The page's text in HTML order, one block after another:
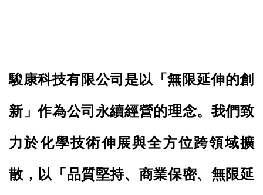
駿康科技有限公司是以「無限延伸的創
新」作為公司永續經營的理念。我們致
力於化學技術伸展與全方位跨領域擴
散，以「品質堅持、商業保密、無限延